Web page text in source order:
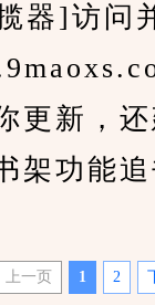
器]访问
更新，
架功能
上一页 1 2